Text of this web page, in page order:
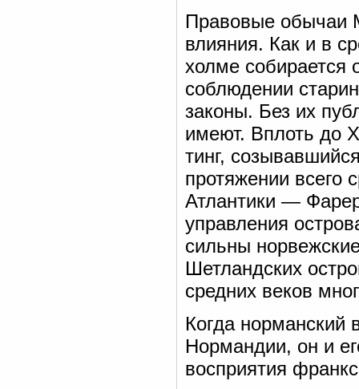
Правовые обычаи
влияния. Как и в
холме собирается
соблюдении
законы. Без их
имеют. Вплоть до
тинг,
протяжении всего
Атлантики —
управления
сильны
Шетландских
средних веков
Когда норманский
Нормандии, он и
восприятия